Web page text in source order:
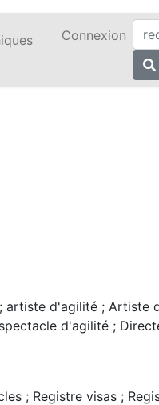
Connexion
artiste d'agilité ; Artiste
d'agilité ;
; Registre visas ;